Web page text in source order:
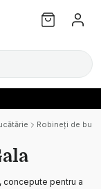
Robineți de
concepute pentru a